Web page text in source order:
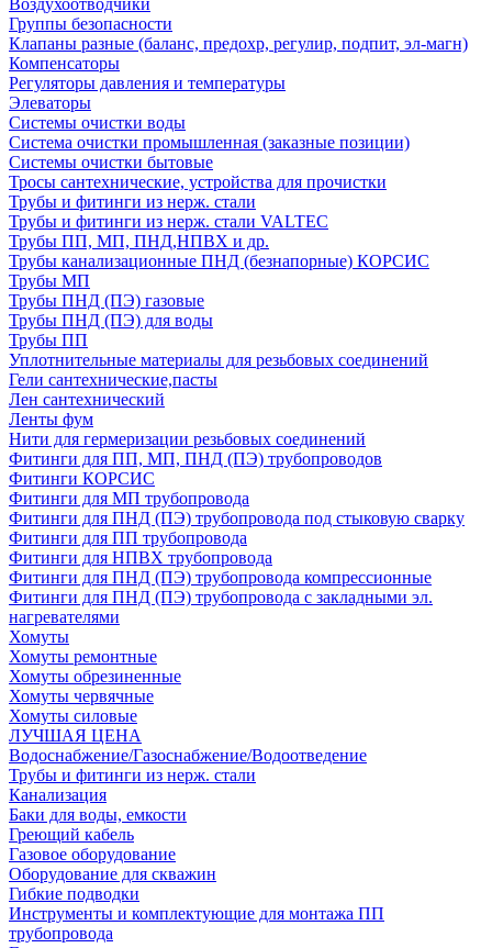
Воздухоотводчики
Группы безопасности
Клапаны разные (баланс, предохр, регулир, подпит, эл-магн)
Компенсаторы
Регуляторы давления и температуры
Элеваторы
Системы очистки воды
Система очистки промышленная (заказные позиции)
Системы очистки бытовые
Тросы сантехнические, устройства для прочистки
Трубы и фитинги из нерж. стали
Трубы и фитинги из нерж. стали VALTEC
Трубы ПП, МП, ПНД,НПВХ и др.
Трубы канализационные ПНД (безнапорные) КОРСИС
Трубы МП
Трубы ПНД (ПЭ) газовые
Трубы ПНД (ПЭ) для воды
Трубы ПП
Уплотнительные материалы для резьбовых соединений
Гели сантехнические,пасты
Лен сантехнический
Ленты фум
Нити для гермеризации резьбовых соединений
Фитинги для ПП, МП, ПНД (ПЭ) трубопроводов
Фитинги КОРСИС
Фитинги для МП трубопровода
Фитинги для ПНД (ПЭ) трубопровода под стыковую сварку
Фитинги для ПП трубопровода
Фитинги для НПВХ трубопровода
Фитинги для ПНД (ПЭ) трубопровода компрессионные
Фитинги для ПНД (ПЭ) трубопровода с закладными эл.
нагревателями
Хомуты
Хомуты ремонтные
Хомуты обрезиненные
Хомуты червячные
Хомуты силовые
ЛУЧШАЯ ЦЕНА
Водоснабжение/Газоснабжение/Водоотведение
Трубы и фитинги из нерж. стали
Канализация
Баки для воды, емкости
Греющий кабель
Газовое оборудование
Оборудование для скважин
Гибкие подводки
Инструменты и комплектующие для монтажа ПП
трубопровода